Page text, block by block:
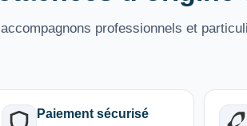
professionnels et
Paiement sécurisé